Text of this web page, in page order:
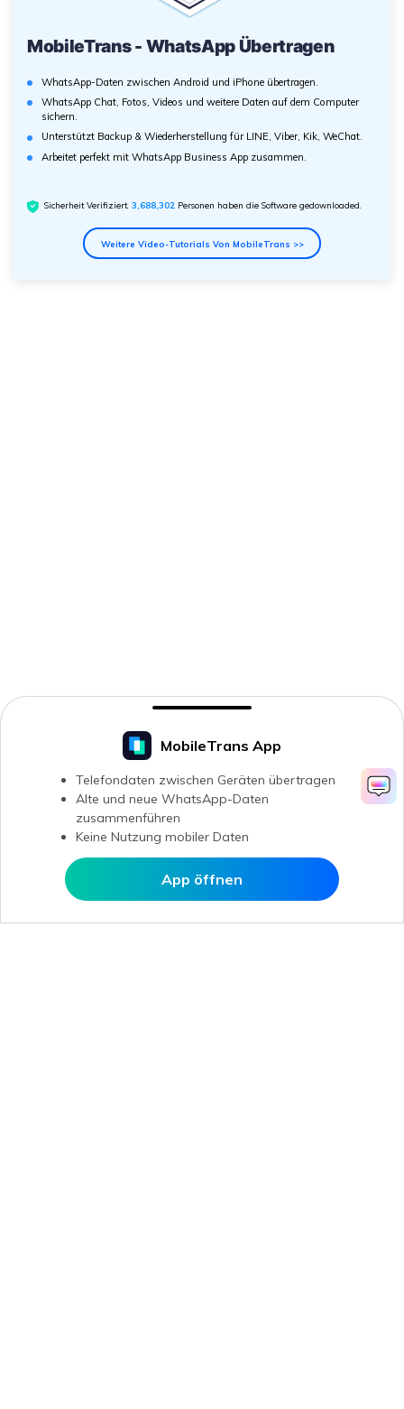
In MobileTrans öffnen
MobileTrans App
Telefondaten zwischen Geräten übertragen
Alte und neue WhatsApp-Daten
zusammenführen
Keine Nutzung mobiler Daten
App öffnen
MobileTrans - WhatsApp Übertragen
WhatsApp-Daten zwischen Android und iPhone übertragen.
WhatsApp Chat, Fotos, Videos und weitere Daten auf dem Computer
sichern.
Unterstützt Backup & Wiederherstellung für LINE, Viber, Kik, WeChat.
Arbeitet perfekt mit WhatsApp Business App zusammen.
Sicherheit Verifiziert.3,688,304 Personen haben die Software gedownloaded.
Weitere Video-Tutorials Von MobileTrans >>